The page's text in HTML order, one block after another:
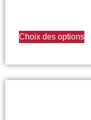
Choix des options